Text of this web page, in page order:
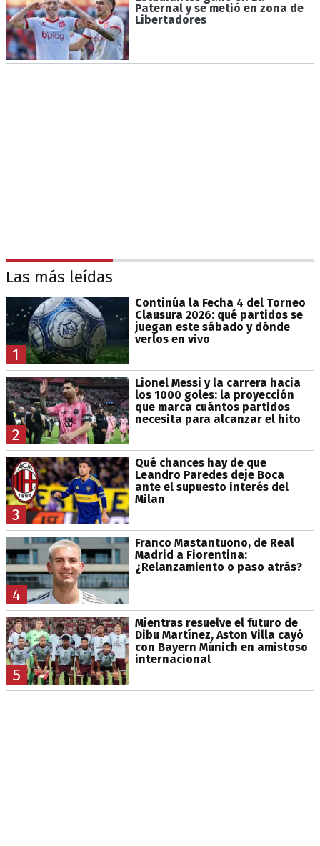
Paternal y se metió en zona de
Libertadores
Las más leídas
1
Continúa la Fecha 4 del Torneo
Clausura 2026: qué partidos se
juegan este sábado y dónde
verlos en vivo
2
Lionel Messi y la carrera hacia
los 1000 goles: la proyección
que marca cuántos partidos
necesita para alcanzar el hito
3
Qué chances hay de que
Leandro Paredes deje Boca
ante el supuesto interés del
Milan
4
Franco Mastantuono, de Real
Madrid a Fiorentina:
¿Relanzamiento o paso atrás?
5
Mientras resuelve el futuro de
Dibu Martínez, Aston Villa cayó
con Bayern Múnich en amistoso
internacional